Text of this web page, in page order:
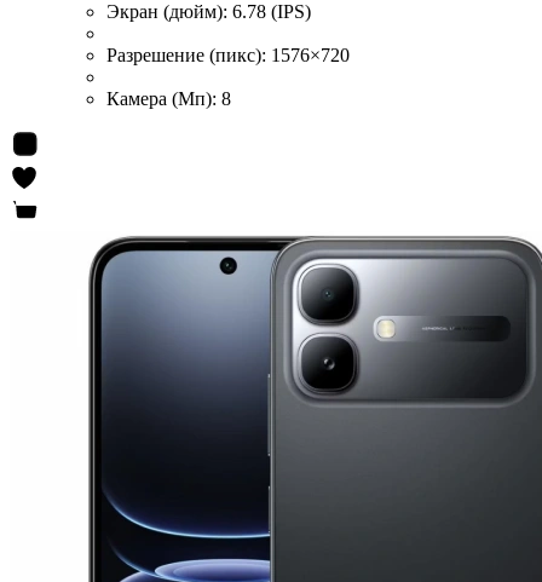
Экран (дюйм): 6.78 (IPS)
Разрешение (пикс): 1576×720
Камера (Мп): 8